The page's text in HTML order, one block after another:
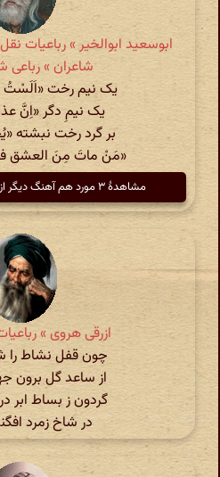
ابوسعید ابوالخیر » رباعیات
شاعران » رباعی
یک نیم رخت «اَلَسْتُ
یک نیمِ دگر «اِنَّ
بر گرد رخت نبشته
«مَنْ ماتَ مِنَ العشق
مشاهدهٔ ۳ مورد هم آهنگ دیگر از ابوسعید ابوالخیر
ازرقی هروی »
چون قفل نشاط را
از ساعد گل برون
گردون ز بساط ابر
در شاخ زمرد